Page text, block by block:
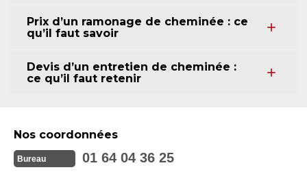
Prix d’un ramonage de cheminée : ce
qu’il faut savoir
Devis d’un entretien de cheminée :
ce qu’il faut retenir
Nos coordonnées
Bureau 01 64 04 36 25